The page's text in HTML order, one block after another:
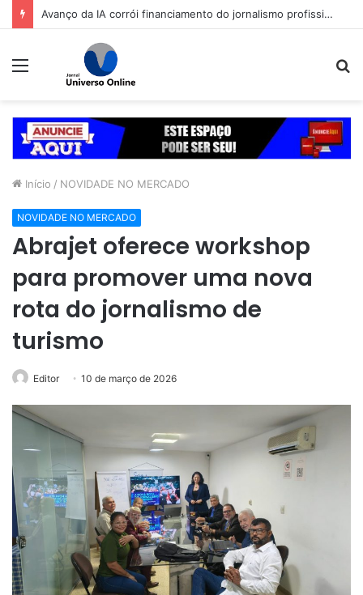
Avanço da IA corrói financiamento do jornalismo profissional no Brasil
Menu
Início / NOVIDADE NO MERCADO
NOVIDADE NO MERCADO
Abrajet oferece workshop
para promover uma nova
rota do jornalismo de
turismo
Editor 10 de março de 2026